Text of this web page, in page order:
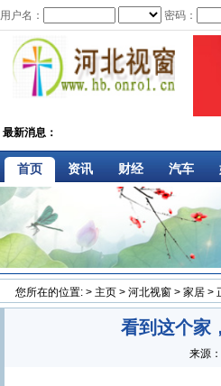
用户名： 密码：
最新消息：
首页 资讯 财经 汽车
您所在的位置: > 主页 > 河北视窗 > 家居 >
看到这个家
来源：